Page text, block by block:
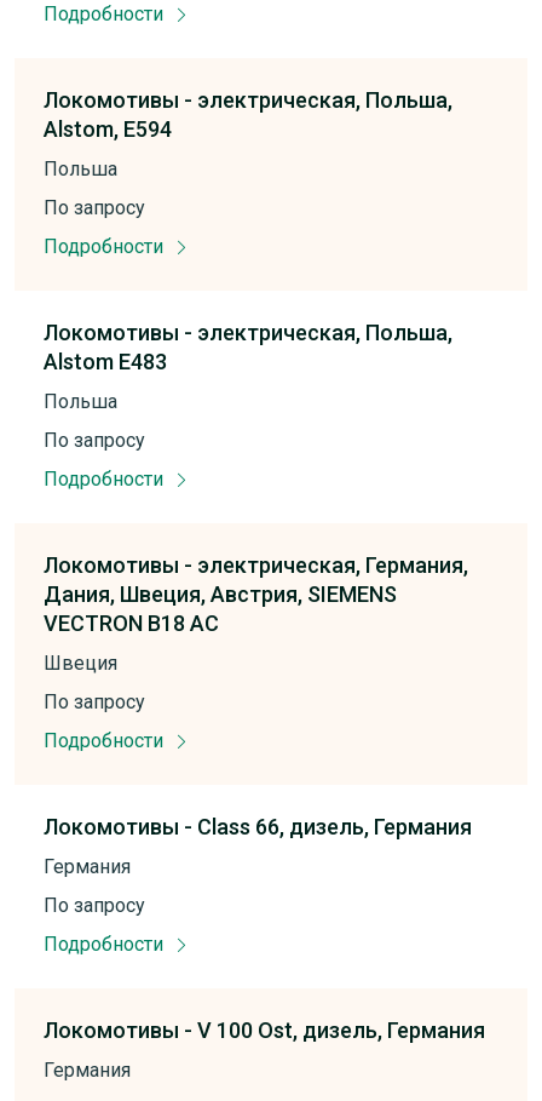
Подробности
Локомотивы - электрическая, Польша,
Alstom, E594
Польша
По запросу
Подробности
Локомотивы - электрическая, Польша,
Alstom E483
Польша
По запросу
Подробности
Локомотивы - электрическая, Германия,
Дания, Швеция,Австрия, SIEMENS
VECTRON B18 AC
Швеция
По запросу
Подробности
Локомотивы - Class 66, дизель, Германия
Германия
По запросу
Подробности
Локомотивы - V 100 Ost, дизель, Германия
Германия